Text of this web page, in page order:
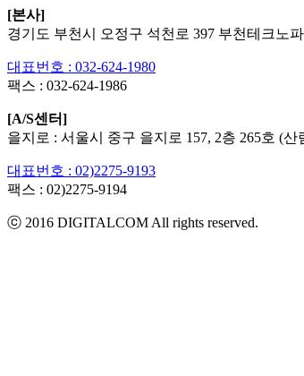
[본사]
경기도 부천시 오정구 석천로 397 부천테크노
대표번호 : 032-624-1980
팩스 : 032-624-1986
[A/S센터]
을지로 : 서울시 중구 을지로 157, 2층 265호 (
대표번호 : 02)2275-9193
팩스 : 02)2275-9194​
ⓒ 2016 DIGITALCOM All rights reserved.